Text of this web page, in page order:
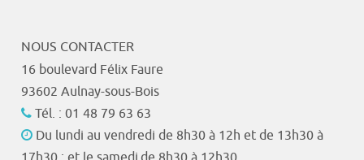
NOUS CONTACTER
16 boulevard Félix Faure
93602 Aulnay-sous-Bois
Tél. : 01 48 79 63 63
Du lundi au vendredi de 8h30 à 12h et de 13h30 à